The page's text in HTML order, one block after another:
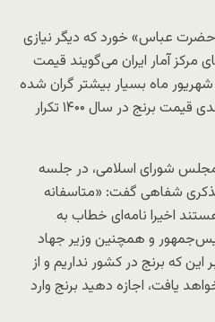
عباس» خورد که دیگر نیازی
مرکز آمار ایران می‌گویند قیمت
ماه بسیار بیشتر گران‌ شده‌
است. آیا تجربه افزایش ۱۳۱ درصدی قیمت برنج در سال ۱۴۰۰ تکرار
مجلس شورای اسلامی، در جلسه
مجلس، در تذکری شفاهی گفت: «متاسفانه
اخیرا نامه‌ای خطاب به
و همچنین وزیر جهاد
که برنج در کشور نداریم و از
یافت، اجازه دهید برنج وارد